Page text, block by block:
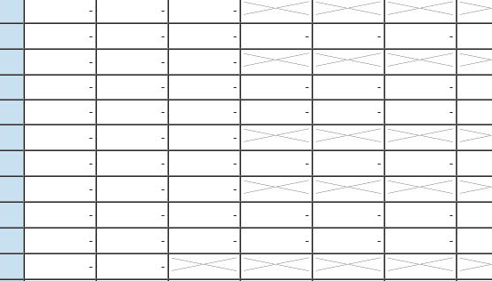
- -
-
- - - - - -
- -
-
- - - - - -
- - - - - -
- -
-
- - - - - -
- -
-
- - - - - -
- - - - - -
-
-